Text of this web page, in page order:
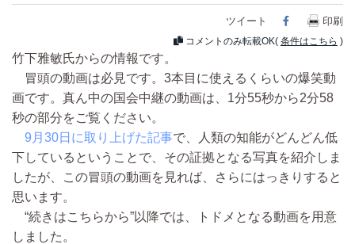
ツイート Facebook
印刷
コメントのみ転載OK( 条件はこちら )
竹下雅敏氏からの情報です。
冒頭の動画は必見です。3本目に使えるくらいの爆笑動
画です。真ん中の国会中継の動画は、1分55秒から2分58
秒の部分をご覧ください。
9月30日に取り上げた記事で、人類の知能がどんどん低
下しているということで、その証拠となる写真を紹介しま
したが、この冒頭の動画を見れば、さらにはっきりすると
思います。
“続きはこちらから”以降では、トドメとなる動画を用意
しました。